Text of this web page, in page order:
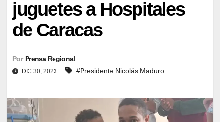
juguetes a Hospitales
de Caracas
Por Prensa Regional
DIC 30, 2023 #Presidente Nicolás Maduro